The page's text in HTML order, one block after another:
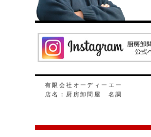
有限会社オーディーエー
店名：厨房卸問屋 名調